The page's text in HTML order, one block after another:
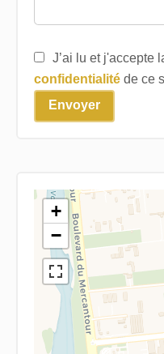
J’ai lu et j'accepte
confidentialitéde ce
Envoyer
+
−